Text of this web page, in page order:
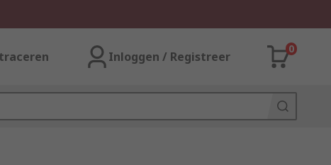
Inloggen / Registreer
0